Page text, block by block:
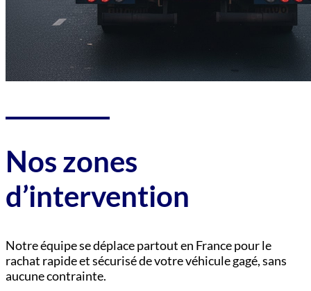
Nos zones
d’intervention
Notre équipe se déplace partout en France pour le
rachat rapide et sécurisé de votre véhicule gagé, sans
aucune contrainte.